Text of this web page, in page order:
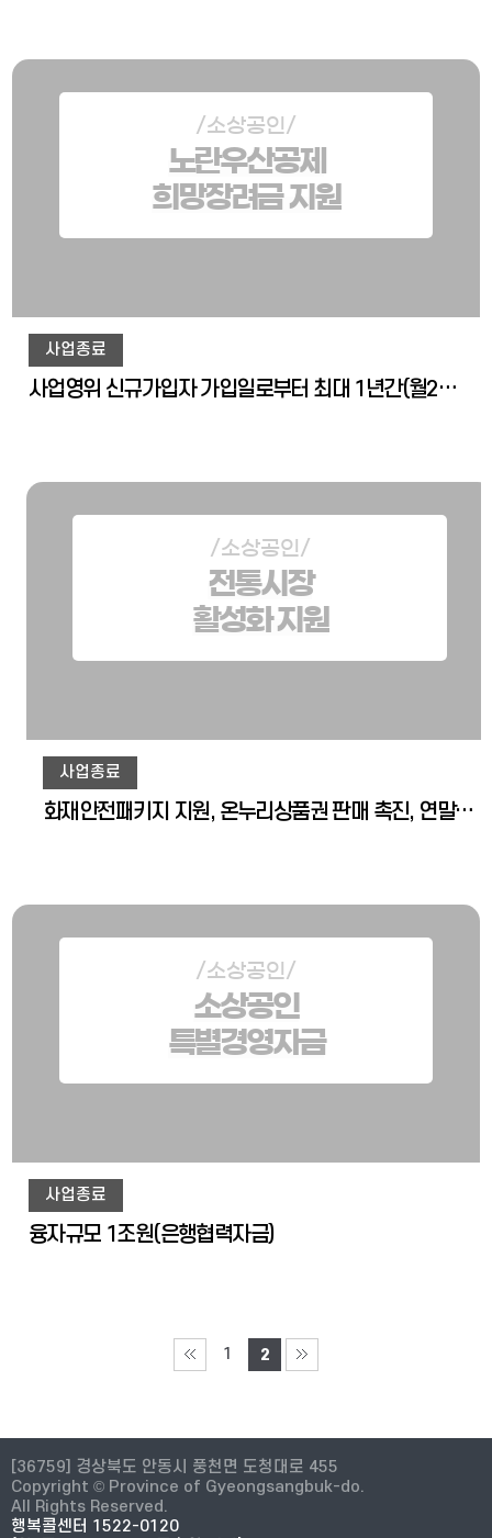
/소상공인/
노란우산공제
희망장려금 지원
사업종료
사업영위 신규가입자 가입일로부터 최대 1년간(월2만원) 희망장려금 지급
/소상공인/
전통시장
활성화 지원
사업종료
화재안전패키지 지원, 온누리상품권 판매 촉진, 연말정산 소득공제율 확대 등
/소상공인/
소상공인
특별경영자금
사업종료
융자규모 1조원(은행협력자금)
1 2
[36759] 경상북도 안동시 풍천면 도청대로 455
Copyright © Province of Gyeongsangbuk-do.
All Rights Reserved.
행복콜센터 1522-0120